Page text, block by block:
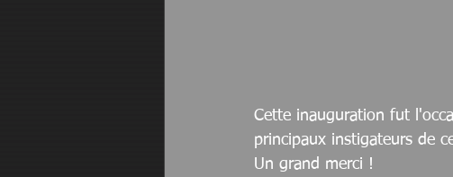
Cette inauguration fut
principaux instigateurs de
Un grand merci !